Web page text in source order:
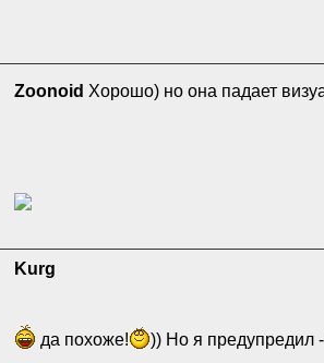
Zoonoid Хорошо) но она падает
Kurg
да похоже! )) Но я предупредил -